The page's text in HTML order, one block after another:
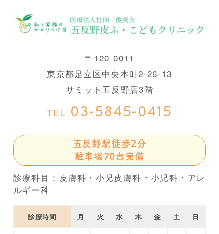
〒120-0011
東京都足立区中央本町2-26-13
サミット五反野店3階
TEL 03-5845-0415
五反野駅徒歩2分
駐車場70台完備
診療科目：皮膚科・小児皮膚科・小児科・アレ
ルギー科
診療時間 月 火 水 木 金 土 日